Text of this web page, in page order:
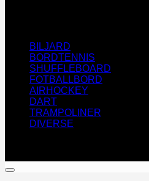
BILJARD
BORDTENNIS
SHUFFLEBOARD
FOTBALLBORD
AIRHOCKEY
DART
TRAMPOLINER
DIVERSE